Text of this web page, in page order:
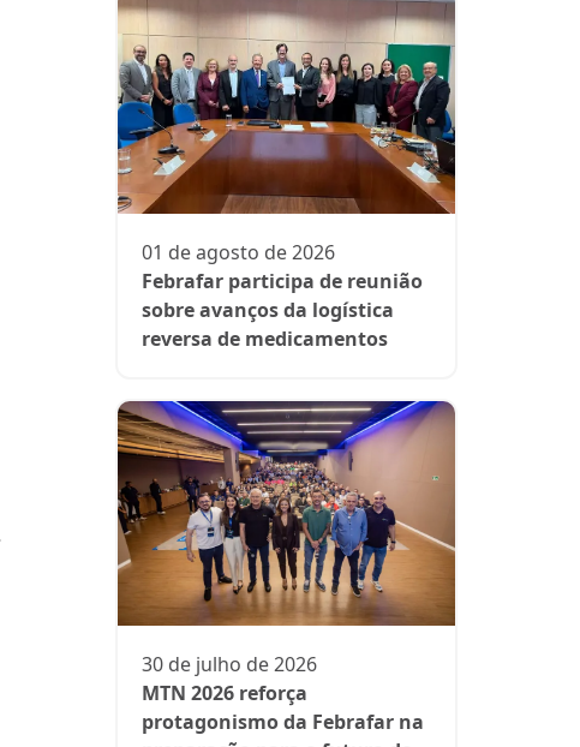
01 de agosto de 2026
Febrafar participa de reunião
sobre avanços da logística
reversa de medicamentos
30 de julho de 2026
MTN 2026 reforça
protagonismo da Febrafar na